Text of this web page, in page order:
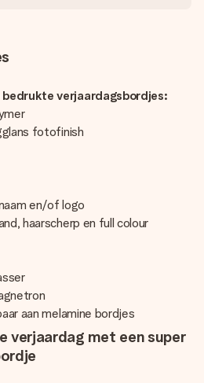
verjaardagsbordjes:
fotofinish
en/of logo
haarscherp en full colour
aan melamine bordjes
verjaardag met een super